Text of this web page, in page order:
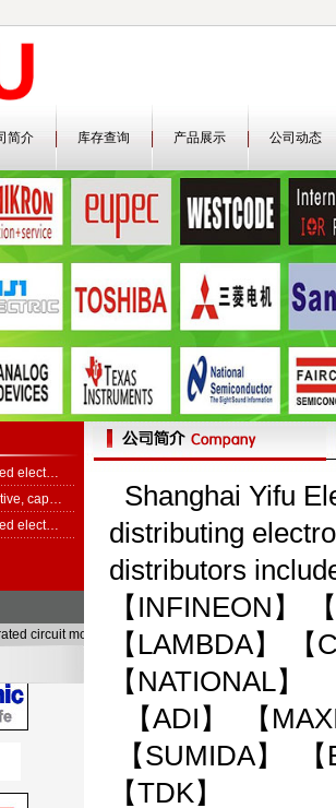
简介 库存查询 产品展示 公司动态
Shanghai Yifu
distributing
distributors
【INFINEON】
【LAMBDA】
【NATIONAL】
【ADI】 【
【SUMIDA】
【TDK】
elect…
cap…
elect…
circuit module, full series of electronic components